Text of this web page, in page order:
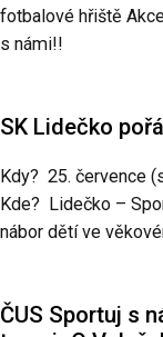
fotbalové hřiště
s námi!!
SK Lidečko
Kdy? 25.
Kde? Lidečko –
nábor dětí ve
ČUS Sportuj s